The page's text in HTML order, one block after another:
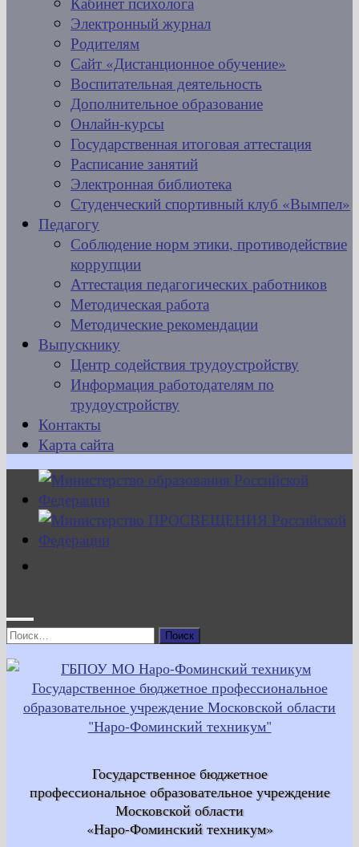
Электронный журнал
Родителям
Сайт «Дистанционное обучение»
Воспитательная деятельность
Дополнительное образование
Онлайн-курсы
Государственная итоговая аттестация
Расписание занятий
Электронная библиотека
Студенческий спортивный клуб «Вымпел»
Педагогу
Соблюдение норм этики, противодействие
коррупции
Аттестация педагогических работников
Методическая работа
Методические рекомендации
Выпускнику
Центр содействия трудоустройству
Информация работодателям по
трудоустройству
Контакты
Карта сайта
Найти:
Государственное бюджетное
профессиональное образовательное учреждение
Московской области
«Наро-Фоминский техникум»